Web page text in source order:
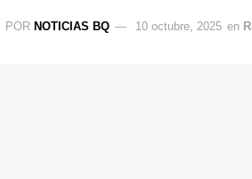
POR NOTICIAS BQ 10 octubre, 2025 en